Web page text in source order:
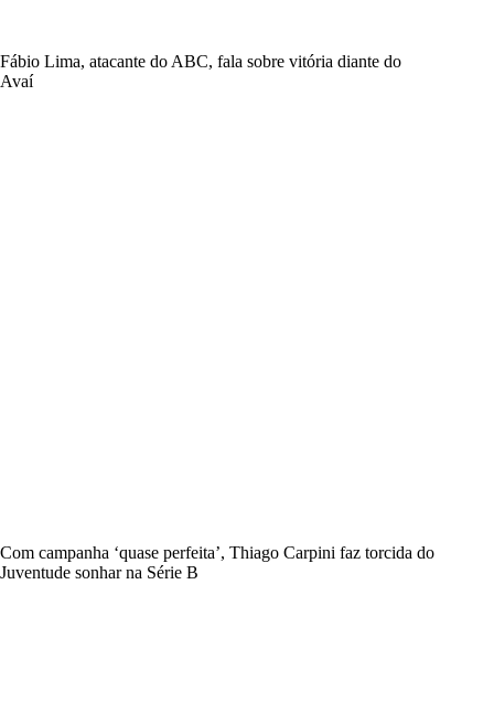
Fábio Lima, atacante do ABC, fala sobre vitória diante do
Avaí
Com campanha ‘quase perfeita’, Thiago Carpini faz torcida do
Juventude sonhar na Série B